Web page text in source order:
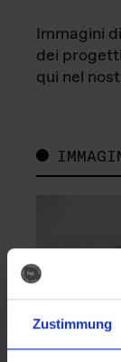
Zustimmung
Immagini di
dei
qui nel